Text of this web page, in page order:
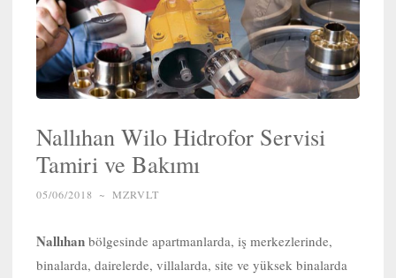
Nallıhan Wilo Hidrofor Servisi
Tamiri ve Bakımı
05/06/2018 ~ MZRVLT
Nallıhan bölgesinde apartmanlarda, iş merkezlerinde,
binalarda, dairelerde, villalarda, site ve yüksek binalarda